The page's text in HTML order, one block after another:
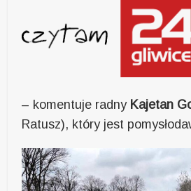
– komentuje radny Kajetan
Ratusz), który jest